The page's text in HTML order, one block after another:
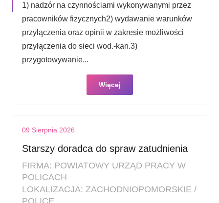
1) nadzór na czynnościami wykonywanymi przez
pracowników fizycznych2) wydawanie warunków
przyłączenia oraz opinii w zakresie możliwości
przyłączenia do sieci wod.-kan.3)
przygotowywanie...
Więcej
09 Sierpnia 2026
Starszy doradca do spraw zatudnienia
FIRMA: POWIATOWY URZĄD PRACY W
POLICACH
LOKALIZACJA: ZACHODNIOPOMORSKIE /
POLICE